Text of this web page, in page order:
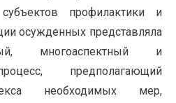
профилактики и
осужденных представляла
многоаспектный и
предполагающий
необходимых мер,